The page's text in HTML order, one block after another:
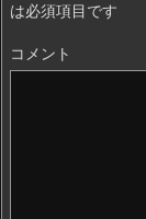
は必須項目です
コメント